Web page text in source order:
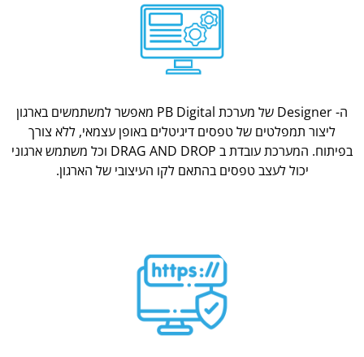
ה- Designer של מערכת PB Digital מאפשר למשתמשים בארגון
ליצור תמפלטים של טפסים דיגיטלים באופן עצמאי, ללא צורך
בפיתוח. המערכת עובדת ב DRAG AND DROP וכל משתמש ארגוני
יכול לעצב טפסים בהתאם לקו העיצובי של הארגון.